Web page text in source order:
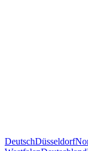
DeutschDüsseldorf